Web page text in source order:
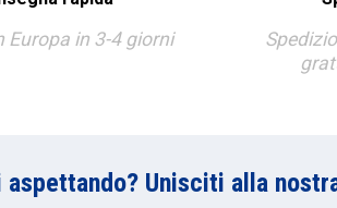
Europa in 3-4 giorni
aspettando? Unisciti alla